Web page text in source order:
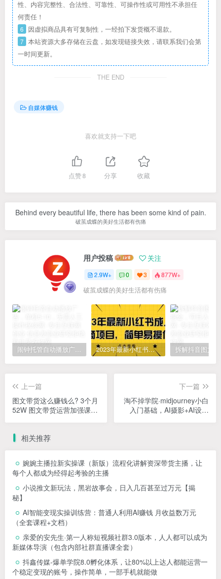
性、内容完整性、合法性、可靠性、可操作性或可用性不承担任
何责任！
6 因虚拟商品具有可复制性，一经拍下发货概不退款。
7 本站资源大多存储在云盘，如发现链接失效，请联系我们会第
一时间更新。
THE END
自媒体赚钱
喜欢就支持一下吧
点赞8 分享 收藏
Behind every beautiful life, there has been some kind of pain.
破茧成蝶的美好生活都有伤痛
用户投稿 关注
2.9W+ 0 3 877W+
破茧成蝶的美好生活都有伤痛
闹钟托管自动播放广告，单机5-10，无需人工操作 2023年最新小红书成人电商项目，简单易操作【详细教程】
上一篇
图文带货这么赚钱么? 3个月
52W 图文带货运营加强课
下一篇
淘不掉学院·midjourney小白
入门基础，​AI摄影+AI设计
相关推荐
婉婉主播拉新实操课（新版）流程化讲解资深带货主播，让
每个人都成为经得起考验的主播
小说推文新玩法，黑岩故事会，日入几百甚至过万元【揭
秘】
AI智能变现实操训练营：普通人利用AI赚钱 月收益数万元
（全套课程+文档）
亲爱的安先生·第一人称短视频社群3.0版本，人人都可以成为
新媒体导演（包含内部社群直播课全套）
抖鑫传媒-爆单学院8.0孵化体系，让80%以上达人都能运营一
个稳定变现的账号，操作简单，一部手机就能做